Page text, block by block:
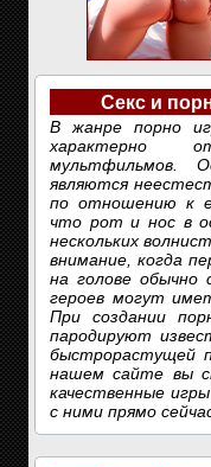
Секс и
В жанре порно
характерно
мультфильмов.
являются
по отношению к
что рот и нос в
нескольких
внимание, когда
на голове обычно
героев могут
При создании
пародируют
быстрорастущей
нашем сайте вы
качественные
с ними прямо